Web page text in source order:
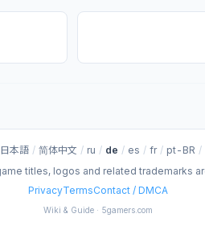
日本語 / 简体中文 / ru / de / es / fr / pt-BR /
titles, logos and related trademarks
PrivacyTermsContact / DMCA
Wiki & Guide · 5gamers.com